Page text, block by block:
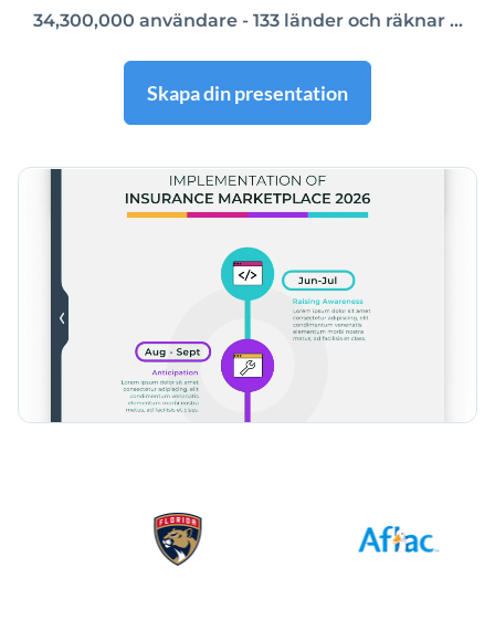
34,300,000 användare - 133 länder och räknar ...
Skapa din presentation